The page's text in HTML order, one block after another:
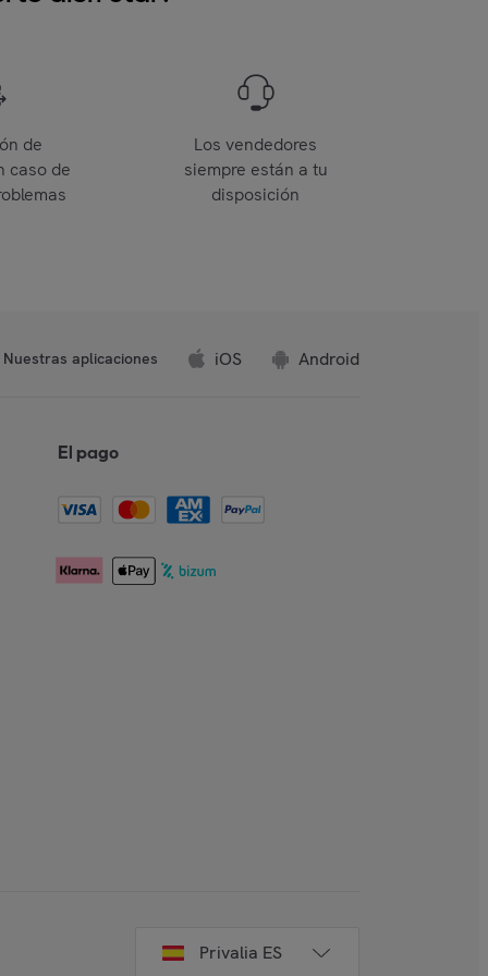
de
caso de
Los vendedores
siempre están a tu
disposición
Nuestras aplicaciones iOS Android
El pago
Privalia ES